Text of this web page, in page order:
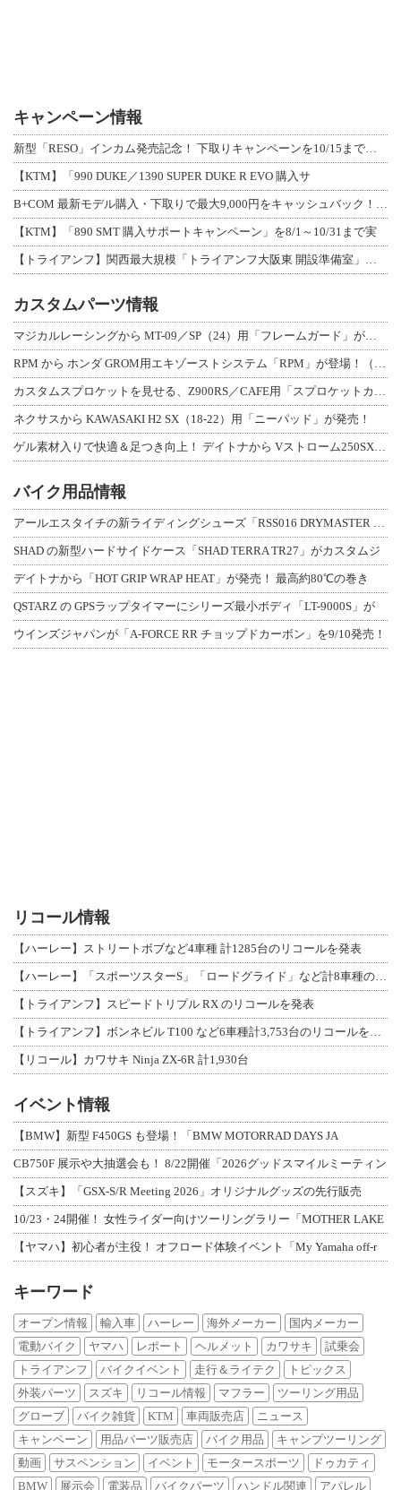
キャンペーン情報
【KTM】「990 DUKE／1390 SUPER DUKE R EVO 購入サ
【KTM】「890 SMT 購入サポートキャンペーン」を8/1～10/31まで実
カスタムパーツ情報
ネクサスから KAWASAKI H2 SX（18-22）用「ニーパッド」が発売！
バイク用品情報
SHAD の新型ハードサイドケース「SHAD TERRA TR27」がカスタムジ
デイトナから「HOT GRIP WRAP HEAT」が発売！ 最高約80℃の巻き
QSTARZ の GPSラップタイマーにシリーズ最小ボディ「LT-9000S」が
ウインズジャパンが「A-FORCE RR チョップドカーボン」を9/10発売！
リコール情報
【ハーレー】ストリートボブなど4車種 計1285台のリコールを発表
【トライアンフ】スピードトリプル RX のリコールを発表
【リコール】カワサキ Ninja ZX-6R 計1,930台
イベント情報
【BMW】新型 F450GS も登場！「BMW MOTORRAD DAYS JA
CB750F 展示や大抽選会も！ 8/22開催「2026グッドスマイルミーティン
【スズキ】「GSX-S/R Meeting 2026」オリジナルグッズの先行販売
10/23・24開催！ 女性ライダー向けツーリングラリー「MOTHER LAKE
【ヤマハ】初心者が主役！ オフロード体験イベント「My Yamaha off-r
キーワード
オープン情報 輸入車 ハーレー 海外メーカー
国内メーカー
電動バイク
ヤマハ レポート ヘルメット カワサキ
試乗会
トライアンフ
バイクイベント 走行＆ライテク
トピックス
外装パーツ
スズキ リコール情報 マフラー
ツーリング用品
グローブ
バイク雑貨 KTM 車両販売店
ニュース
キャンペーン
用品パーツ販売店 バイク用品
キャンプツーリング
動画
サスペンション イベント モータースポーツ
ドゥカティ
BMW
展示会 電装品 バイクパーツ ハンドル関連 アパレル